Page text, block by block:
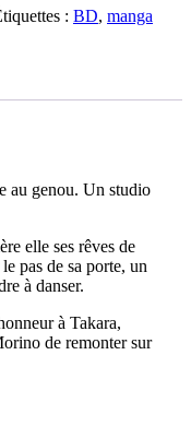
: BD, manga
au genou. Un studio
elle ses rêves de
pas de sa porte, un
à danser.
à Takara,
de remonter sur